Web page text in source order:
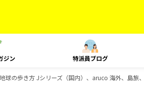
ジン 特派員ブログ
球の歩き方 Jシリーズ（国内）、aruco 海外、島